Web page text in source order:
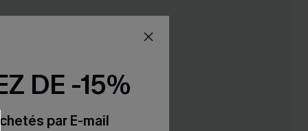
DE -15%
par E-mail